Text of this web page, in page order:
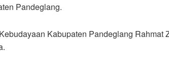
Pandeglang.
Kabupaten Pandeglang Rahmat